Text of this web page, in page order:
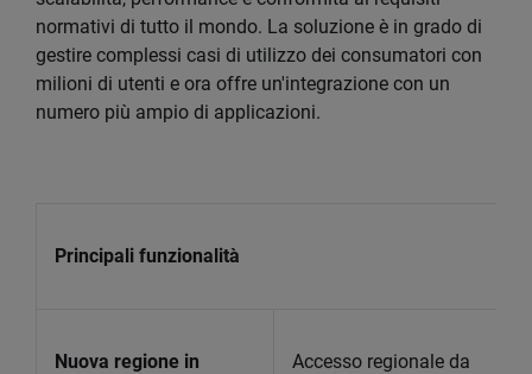
normativi di tutto il mondo. La soluzione è in grado di
gestire complessi casi di utilizzo dei consumatori con
milioni di utenti e ora offre un'integrazione con un
numero più ampio di applicazioni.
Principali funzionalità
Nuova regione in
Accesso regionale da